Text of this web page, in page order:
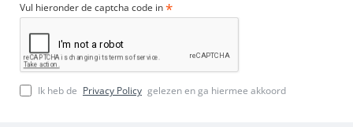
Vul hieronder de captcha code in
Ik heb de Privacy Policy gelezen en ga hiermee akkoord